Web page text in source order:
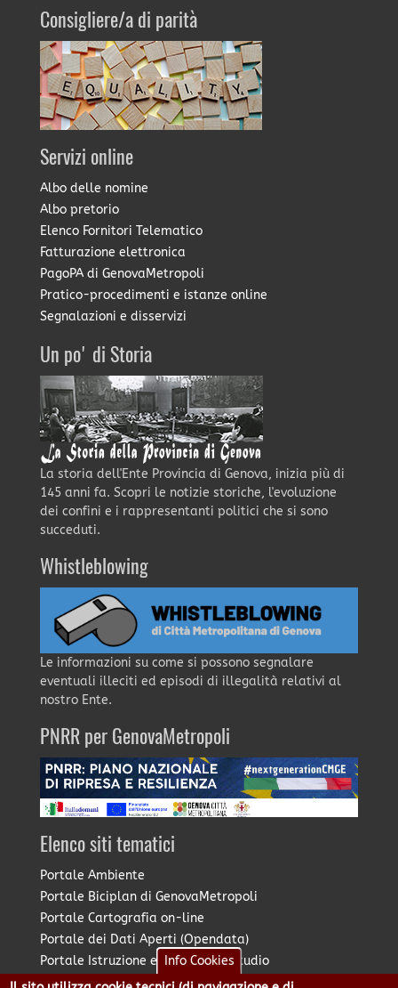
Consigliere/a di parità
Servizi online
Albo delle nomine
Albo pretorio
Elenco Fornitori Telematico
Fatturazione elettronica
PagoPA di GenovaMetropoli
Pratico-procedimenti e istanze online
Segnalazioni e disservizi
Un po' di Storia
La storia dell'Ente Provincia di Genova, inizia più di
145 anni fa. Scopri le notizie storiche, l'evoluzione
dei confini e i rappresentanti politici che si sono
succeduti.
Whistleblowing
Le informazioni su come si possono segnalare
eventuali illeciti ed episodi di illegalità relativi al
nostro Ente.
PNRR per GenovaMetropoli
Elenco siti tematici
Portale Ambiente
Portale Biciplan di GenovaMetropoli
Portale Cartografia on-line
Portale dei Dati Aperti (Opendata)
Portale Istruzione e Diritto allo Studio
Portale Marketing Territoriale
Info Cookies